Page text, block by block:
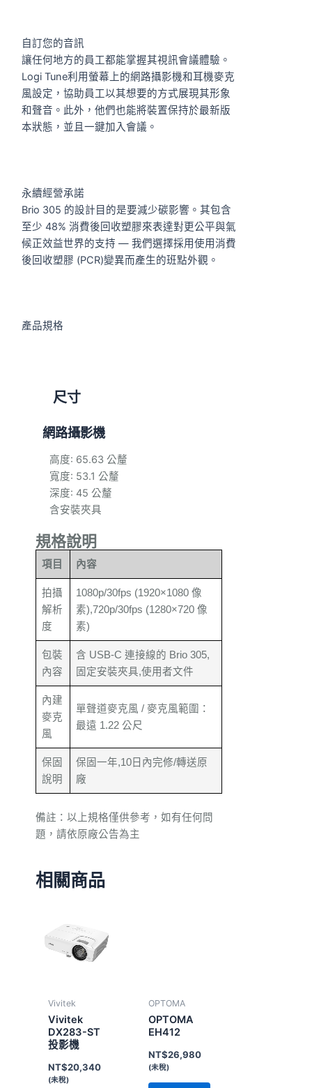
自訂您的音訊
讓任何地方的員工都能掌握其視訊會議體驗。
Logi Tune利用螢幕上的網路攝影機和耳機麥克
風設定，協助員工以其想要的方式展現其形象
和聲音。此外，他們也能將裝置保持於最新版
本狀態，並且一鍵加入會議。
永續經營承諾
Brio 305 的設計目的是要減少碳影響。其包含
至少 48% 消費後回收塑膠來表達對更公平與氣
候正效益世界的支持 — 我們選擇採用使用消費
後回收塑膠 (PCR)變異而產生的班點外觀。
產品規格
尺寸
網路攝影機
高度: 65.63 公釐
寬度: 53.1 公釐
深度: 45 公釐
含安裝夾具
規格說明
項目 內容
拍攝
解析
度
1080p/30fps (1920×1080 像
素),720p/30fps (1280×720 像
素)
包裝
內容
含 USB-C 連接線的 Brio 305,
固定安裝夾具,使用者文件
內建
麥克
風
單聲道麥克風 / 麥克風範圍：
最遠 1.22 公尺
保固
說明
保固一年,10日內完修/轉送原
廠
備註：以上規格僅供參考，如有任何問
題，請依原廠公告為主
相關商品
Vivitek
Vivitek
DX283-ST
投影機
NT$20,340
(未稅)
OPTOMA
OPTOMA
EH412
NT$26,980
(未稅)